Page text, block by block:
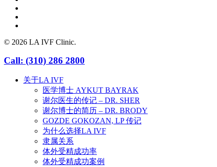
© 2026 LA IVF Clinic.
Close
Call: (310) 286 2800
关于LA IVF
医学博士 AYKUT BAYRAK
谢尔医生的传记 – DR. SHER
谢尔博士的简历 – DR. BRODY
GOZDE GOKOZAN, LP 传记
为什么选择LA IVF
隶属关系
体外受精成功率
体外受精成功案例